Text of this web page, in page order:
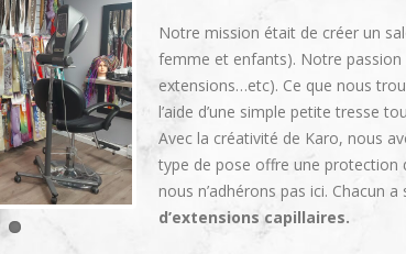
Notre mission était de créer un
femme et enfants). Notre
extensions…etc). Ce que nous
l’aide d’une simple petite tresse
Avec la créativité de Karo, nous
type de pose offre une protection
nous n’adhérons pas ici. Chacun
d’extensions capillaires.